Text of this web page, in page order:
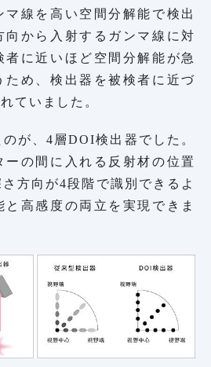
線を高い空間分解能で検出
向から入射するガンマ線に対
者に近いほど空間分解能が急
ため、検出器を被検者に近づ
ていました。
が、4層DOI検出器でした。
ーの間に入れる反射材の位置
方向が4段階で識別できるよ
と高感度の両立を実現できま